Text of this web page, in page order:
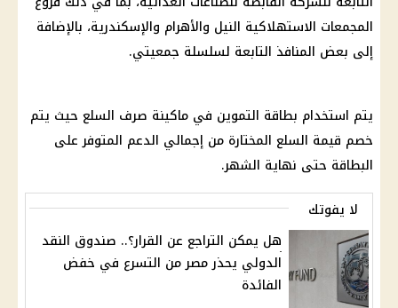
المجمعات الاستهلاكية النيل والأهرام والإسكندرية، بالإضافة
إلى بعض المنافذ التابعة لسلسلة جمعيتي.
يتم استخدام بطاقة التموين في ماكينة صرف السلع حيث يتم
خصم قيمة السلع المختارة من إجمالي الدعم المتوفر على
البطاقة حتى نهاية الشهر.
لا يفوتك
هل يمكن التراجع عن القرار؟.. صندوق النقد
الدولي يحذر مصر من التسرع في خفض
الفائدة